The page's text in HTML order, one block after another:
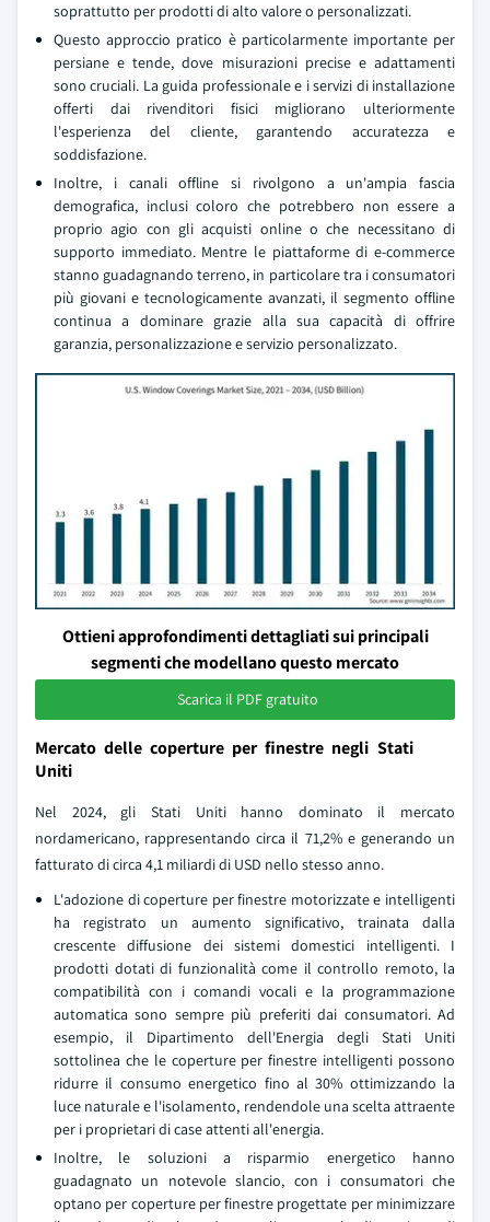
soprattutto per prodotti di alto valore o personalizzati.
Questo approccio pratico è particolarmente importante per
persiane e tende, dove misurazioni precise e adattamenti
sono cruciali. La guida professionale e i servizi di installazione
offerti dai rivenditori fisici migliorano ulteriormente
l'esperienza del cliente, garantendo accuratezza e
soddisfazione.
Inoltre, i canali offline si rivolgono a un'ampia fascia
demografica, inclusi coloro che potrebbero non essere a
proprio agio con gli acquisti online o che necessitano di
supporto immediato. Mentre le piattaforme di e-commerce
stanno guadagnando terreno, in particolare tra i consumatori
più giovani e tecnologicamente avanzati, il segmento offline
continua a dominare grazie alla sua capacità di offrire
garanzia, personalizzazione e servizio personalizzato.
Ottieni approfondimenti dettagliati sui principali
segmenti che modellano questo mercato
Scarica il PDF gratuito
Mercato delle coperture per finestre negli Stati
Uniti
Nel 2024, gli Stati Uniti hanno dominato il mercato
nordamericano, rappresentando circa il 71,2% e generando un
fatturato di circa 4,1 miliardi di USD nello stesso anno.
L'adozione di coperture per finestre motorizzate e intelligenti
ha registrato un aumento significativo, trainata dalla
crescente diffusione dei sistemi domestici intelligenti. I
prodotti dotati di funzionalità come il controllo remoto, la
compatibilità con i comandi vocali e la programmazione
automatica sono sempre più preferiti dai consumatori. Ad
esempio, il Dipartimento dell'Energia degli Stati Uniti
sottolinea che le coperture per finestre intelligenti possono
ridurre il consumo energetico fino al 30% ottimizzando la
luce naturale e l'isolamento, rendendole una scelta attraente
per i proprietari di case attenti all'energia.
Inoltre, le soluzioni a risparmio energetico hanno
guadagnato un notevole slancio, con i consumatori che
optano per coperture per finestre progettate per minimizzare